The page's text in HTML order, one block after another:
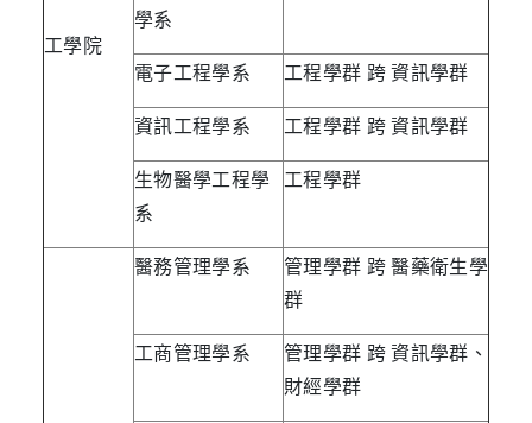
工學院
學系
電子工程學系
工程學群 跨 資訊學群
資訊工程學系
工程學群 跨 資訊學群
生物醫學工程學
系
工程學群
醫務管理學系
管理學群 跨 醫藥衛生學
群
工商管理學系
管理學群 跨 資訊學群、
財經學群